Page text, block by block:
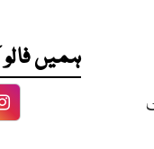
ہمیں
Facebook